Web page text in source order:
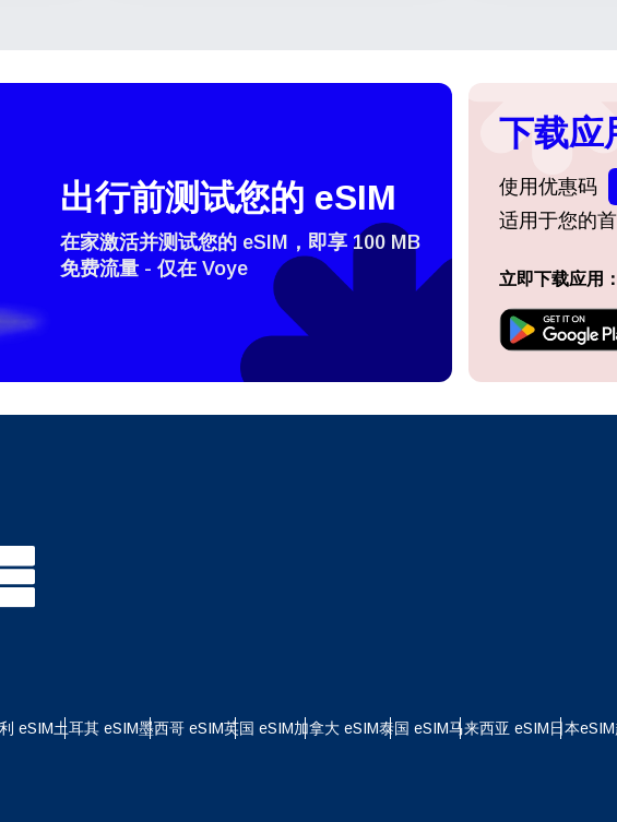
How do I get my eSim?
To get your eSIM, start by checking if your device supports
They will provide you with a QR code or activation details
出行前测试您的 eSIM
在家激活并测试您的 eSIM，即享 100 MB
免费流量 - 仅在 Voye
下载应
使用优惠码
适用于您的
立即下载应用：
eSIM土耳其 eSIM墨西哥 eSIM英国 eSIM加拿大 eSIM泰国 eSIM马来西亚 eSIM日本eSIM
登录或注册